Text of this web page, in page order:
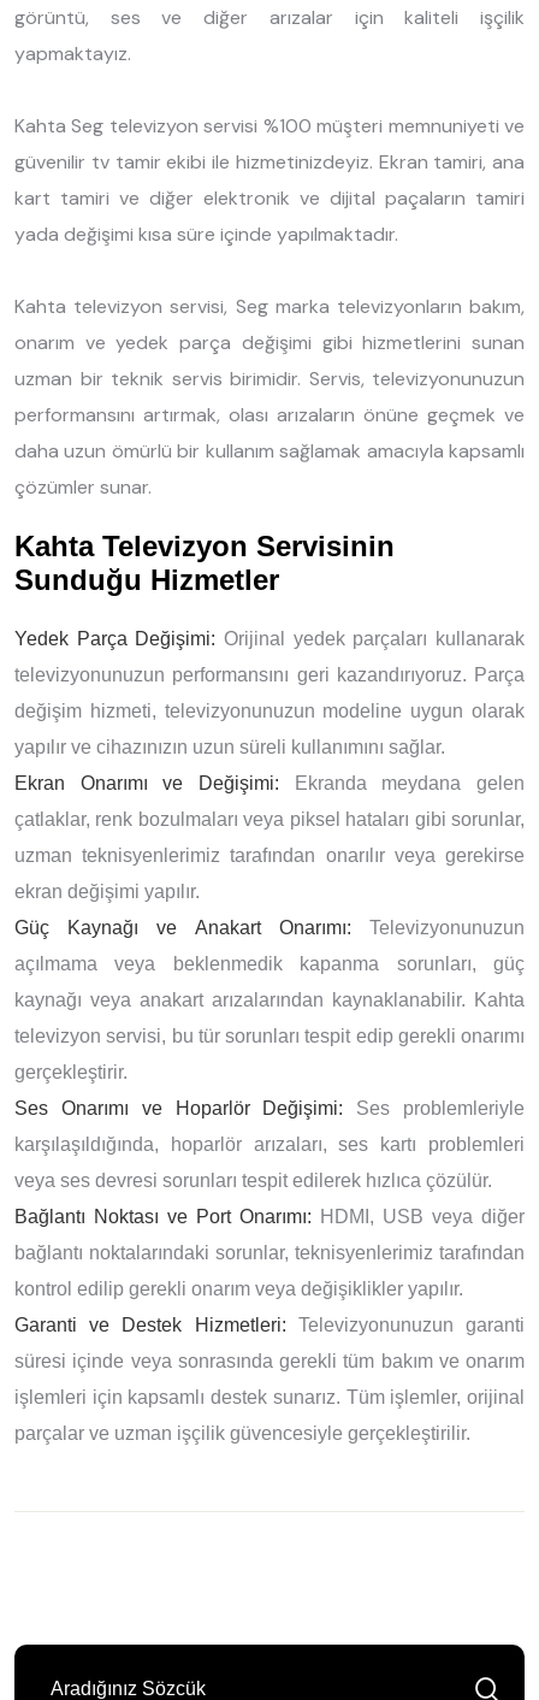
görüntü, ses ve diğer arızalar için kaliteli işçilik
yapmaktayız.
Kahta Seg televizyon servisi %100 müşteri memnuniyeti ve
güvenilir tv tamir ekibi ile hizmetinizdeyiz. Ekran tamiri, ana
kart tamiri ve diğer elektronik ve dijital paçaların tamiri
yada değişimi kısa süre içinde yapılmaktadır.
Kahta televizyon servisi, Seg marka televizyonların bakım,
onarım ve yedek parça değişimi gibi hizmetlerini sunan
uzman bir teknik servis birimidir. Servis, televizyonunuzun
performansını artırmak, olası arızaların önüne geçmek ve
daha uzun ömürlü bir kullanım sağlamak amacıyla kapsamlı
çözümler sunar.
Kahta Televizyon Servisinin
Sunduğu Hizmetler
Yedek Parça Değişimi: Orijinal yedek parçaları kullanarak
televizyonunuzun performansını geri kazandırıyoruz. Parça
değişim hizmeti, televizyonunuzun modeline uygun olarak
yapılır ve cihazınızın uzun süreli kullanımını sağlar.
Ekran Onarımı ve Değişimi: Ekranda meydana gelen
çatlaklar, renk bozulmaları veya piksel hataları gibi sorunlar,
uzman teknisyenlerimiz tarafından onarılır veya gerekirse
ekran değişimi yapılır.
Güç Kaynağı ve Anakart Onarımı: Televizyonunuzun
açılmama veya beklenmedik kapanma sorunları, güç
kaynağı veya anakart arızalarından kaynaklanabilir. Kahta
televizyon servisi, bu tür sorunları tespit edip gerekli onarımı
gerçekleştirir.
Ses Onarımı ve Hoparlör Değişimi: Ses problemleriyle
karşılaşıldığında, hoparlör arızaları, ses kartı problemleri
veya ses devresi sorunları tespit edilerek hızlıca çözülür.
Bağlantı Noktası ve Port Onarımı: HDMI, USB veya diğer
bağlantı noktalarındaki sorunlar, teknisyenlerimiz tarafından
kontrol edilip gerekli onarım veya değişiklikler yapılır.
Garanti ve Destek Hizmetleri: Televizyonunuzun garanti
süresi içinde veya sonrasında gerekli tüm bakım ve onarım
işlemleri için kapsamlı destek sunarız. Tüm işlemler, orijinal
parçalar ve uzman işçilik güvencesiyle gerçekleştirilir.